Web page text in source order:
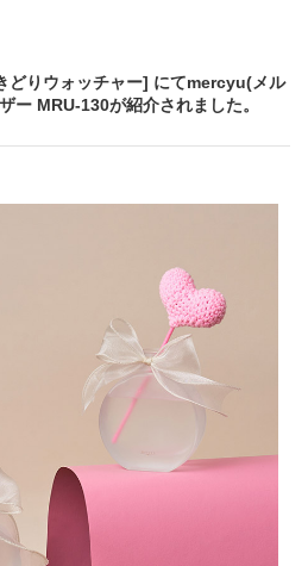
りウォッチャー] にてmercyu(メル
ー MRU-130が紹介されました。